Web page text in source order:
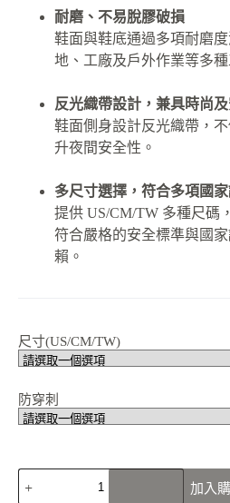
耐磨、不易脫膠破損
鞋面與鞋底通過多項耐磨
地、工廠及戶外作業等多種
反光織帶設計，兼具時尚
鞋面側身設計反光織帶，
升夜間安全性。
多尺寸選擇，符合多項國
提供 US/CM/TW 多種尺碼
符合嚴格的安全標準與國
賴。
尺寸(US/CM/TW)
防穿刺
N5720B01
夜
加入